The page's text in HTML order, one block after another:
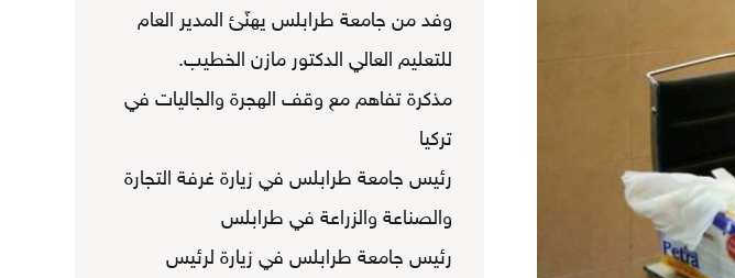
وفد من جامعة طرابلس يهنّئ المدير العام
للتعليم العالي الدكتور مازن الخطيب.
مذكرة تفاهم مع وقف الهجرة والجاليات في
تركيا
رئيس جامعة طرابلس في زيارة غرفة التجارة
والصناعة والزراعة في طرابلس
رئيس جامعة طرابلس في زيارة لرئيس